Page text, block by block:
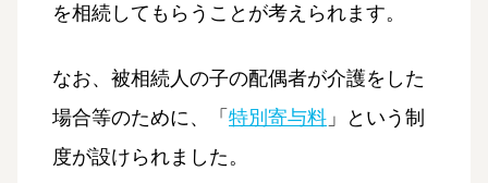
を相続してもらうことが考えられます。
なお、被相続人の子の配偶者が介護をした
場合等のために、「 特別寄与料 」という制
度が設けられました。